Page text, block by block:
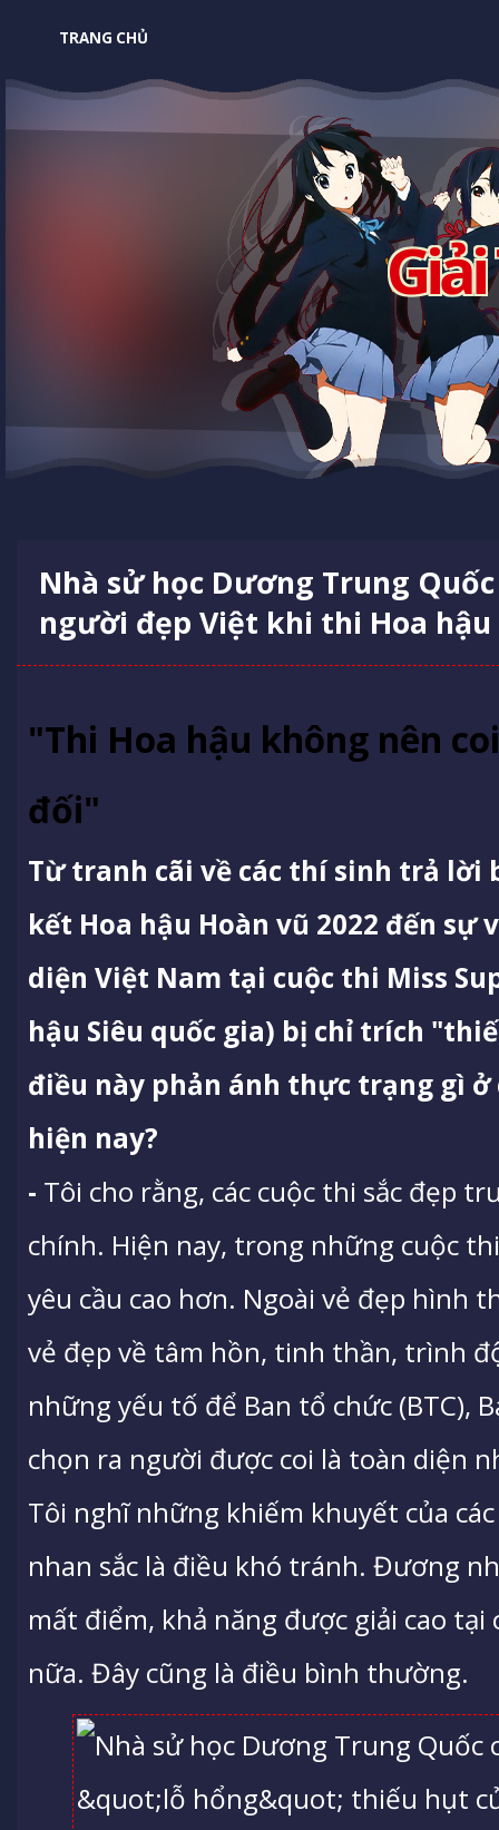
TRANG CHỦ
Nhà sử học Dương Trung
người đẹp Việt khi thi Hoa hậu
"Thi Hoa hậu không nên
đối"
Từ tranh cãi về các thí sinh trả lời
kết Hoa hậu Hoàn vũ 2022 đến sự
diện Việt Nam tại cuộc thi Miss
hậu Siêu quốc gia) bị chỉ trích
điều này phản ánh thực trạng gì ở
hiện nay?
- Tôi cho rằng, các cuộc thi sắc đẹp
chính. Hiện nay, trong những cuộc
yêu cầu cao hơn. Ngoài vẻ đẹp hình
vẻ đẹp về tâm hồn, tinh thần, trình
những yếu tố để Ban tổ chức (BTC),
chọn ra người được coi là toàn diện
Tôi nghĩ những khiếm khuyết của
nhan sắc là điều khó tránh. Đương
mất điểm, khả năng được giải cao tại
nữa. Đây cũng là điều bình thường.